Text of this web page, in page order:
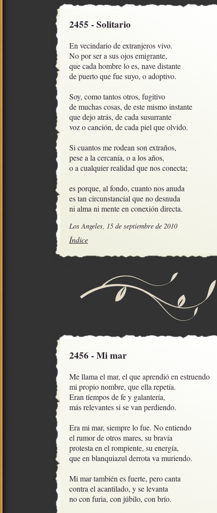
2455 - Solitario
En vecindario de extranjeros vivo.
No por ser a sus ojos emigrante,
que cada hombre lo es, nave distante
de puerto que fue suyo, o adoptivo.
Soy, como tantos otros, fugitivo
de muchas cosas, de este mismo instante
que dejo atrás, de cada susurrante
voz o canción, de cada piel que olvido.
Si cuantos me rodean son extraños,
pese a la cercanía, o a los años,
o a cualquier realidad que nos conecta;
es porque, al fondo, cuanto nos anuda
es tan circunstancial que no desnuda
ni alma ni mente en conexión directa.
Los Angeles, 15 de septiembre de 2010
Índice
2456 - Mi mar
Me llama el mar, el que aprendió en estruendo
mi propio nombre, que ella repetía.
Eran tiempos de fe y galantería,
más relevantes si se van perdiendo.
Era mi mar, siempre lo fue. No entiendo
el rumor de otros mares, su bravía
protesta en el rompiente, su energía,
que en blanquiazul derrota va muriendo.
Mi mar también es fuerte, pero canta
contra el acantilado, y se levanta
no con furia, con júbilo, con brío.